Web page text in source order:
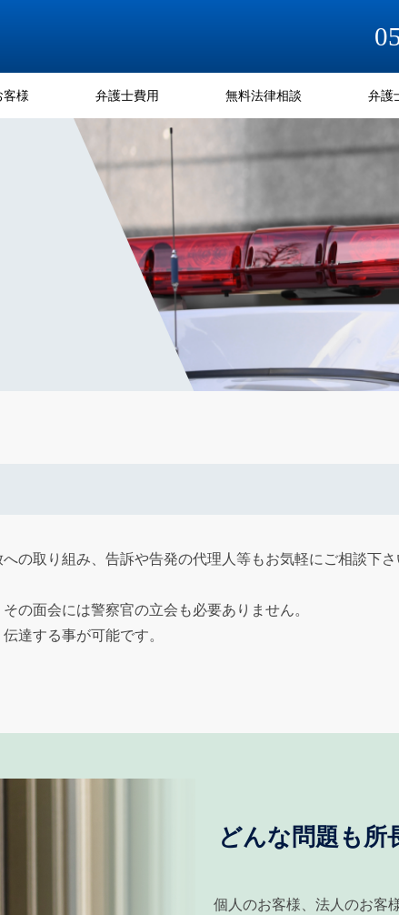
客様 弁護士費用 無料法律相談 弁護
の取り組み、告訴や告発の代理人等もお気軽にご相談下
の面会には警察官の立会も必要ありません。
達する事が可能です。
どんな問題も所
個人のお客様、法人のお客